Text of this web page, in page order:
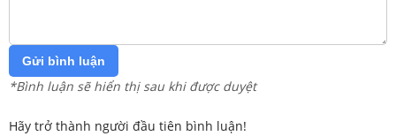
Gửi bình luận
*Bình luận sẽ hiển thị sau khi được duyệt
Hãy trở thành người đầu tiên bình luận!